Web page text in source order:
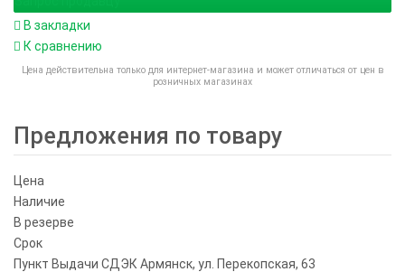
В закладки
К сравнению
Цена действительна только для интернет-магазина и может отличаться от цен в
розничных магазинах
Предложения по товару
Цена
Наличие
В резерве
Срок
Пункт Выдачи СДЭК Армянск, ул. Перекопская, 63